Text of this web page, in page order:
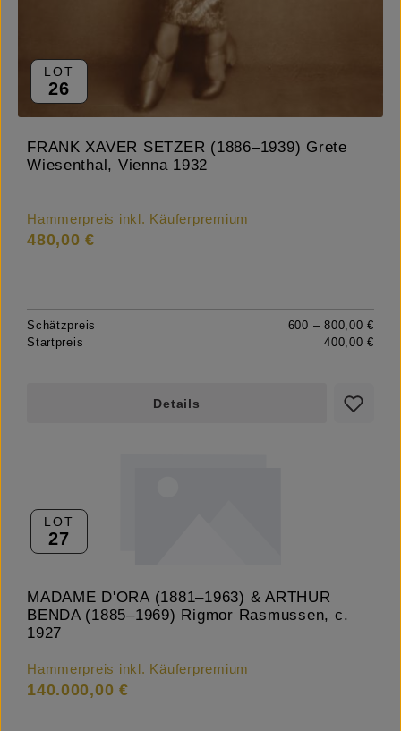
LOT
26
FRANK XAVER SETZER (1886–1939) Grete
Wiesenthal, Vienna 1932
Hammerpreis inkl. Käuferpremium
480,00 €
Schätzpreis
600 – 800,00 €
Startpreis
400,00 €
Details
LOT
27
MADAME D'ORA (1881–1963) & ARTHUR
BENDA (1885–1969) Rigmor Rasmussen, c.
1927
Hammerpreis inkl. Käuferpremium
140.000,00 €